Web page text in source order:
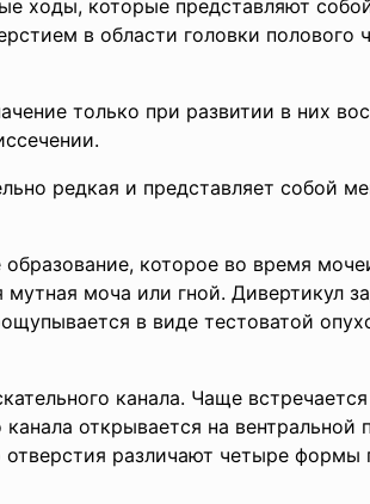
ходы, которые представляют
в области головки полового
только при развитии в них
редкая и представляет собой
которое во время
моча или гной. Дивертикул
в виде тестоватой
канала. Чаще
открывается на вентральной
различают четыре формы